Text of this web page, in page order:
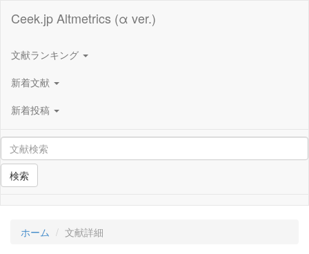
Ceek.jp Altmetrics (α ver.)
文献ランキング
新着文献
新着投稿
検索
ホーム 文献詳細